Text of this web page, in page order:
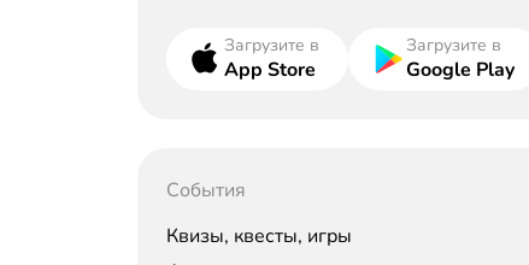
Загрузите в
App Store
Загрузите в
Google Play
События
Квизы, квесты, игры